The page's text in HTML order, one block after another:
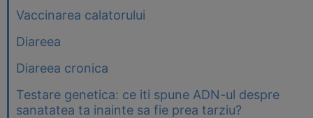
Vaccinarea calatorului
Diareea
Diareea cronica
Testare genetica: ce iti spune ADN-ul despre
sanatatea ta inainte sa fie prea tarziu?